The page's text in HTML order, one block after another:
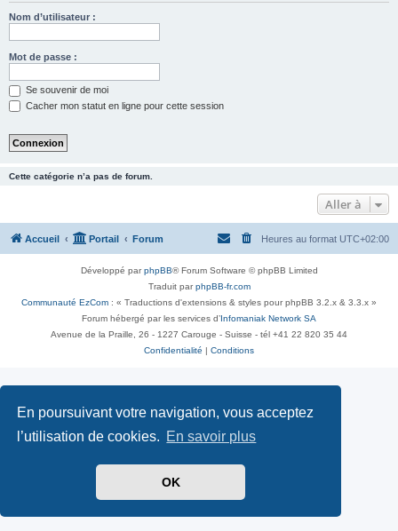
En poursuivant votre navigation, vous acceptez
l’utilisation de cookies. En savoir plus
OK
Nom d’utilisateur :
Mot de passe :
Se souvenir de moi
Cacher mon statut en ligne pour cette session
Cette catégorie n’a pas de forum.
Aller à
Accueil Portail Forum Heures au format UTC+02:00
Développé parphpBB® Forum Software © phpBB Limited
Traduit parphpBB-fr.com
Communauté EzCom : « Traductions d'extensions & styles pour phpBB 3.2.x & 3.3.x »
Forum hébergé par les services d’ Infomaniak Network SA
Avenue de la Praille, 26 - 1227 Carouge - Suisse - tél +41 22 820 35 44
Confidentialité
Conditions